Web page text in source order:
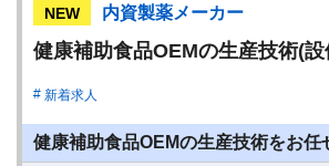
NEW 内資製薬メーカー
健康補助食品OEMの生産技術(
新着求人
健康補助食品OEMの生産技術をお任